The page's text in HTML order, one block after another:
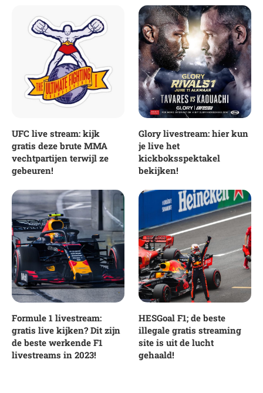
UFC live stream: kijk
gratis deze brute MMA
vechtpartijen terwijl ze
gebeuren!
Glory livestream: hier kun
je live het
kickboksspektakel
bekijken!
Formule 1 livestream:
gratis live kijken? Dit zijn
de beste werkende F1
livestreams in 2023!
HESGoal F1; de beste
illegale gratis streaming
site is uit de lucht
gehaald!